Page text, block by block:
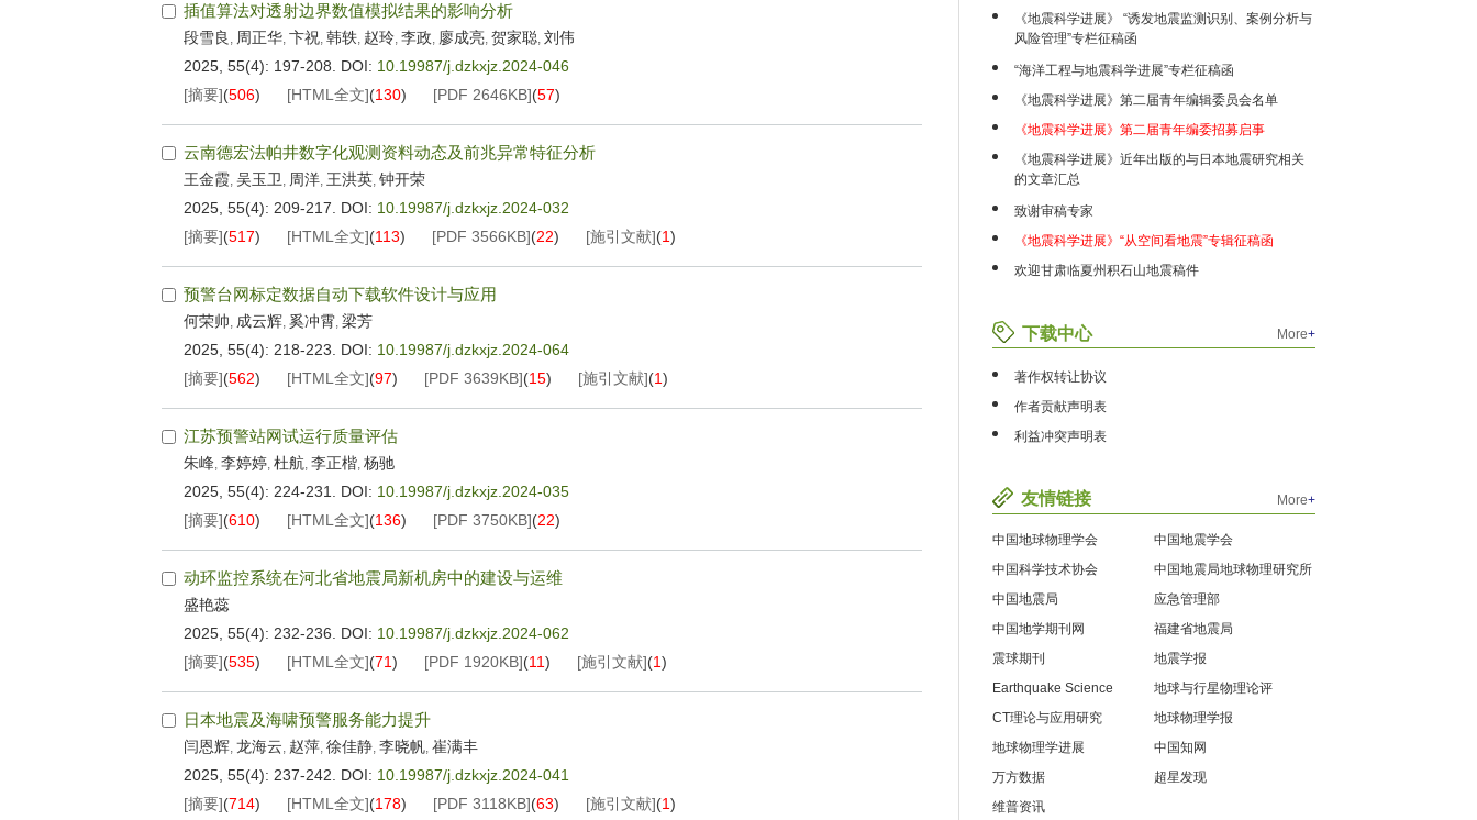
插值算法对透射边界数值模拟结果的影响分析
段雪良 , 周正华, 卞祝, 韩轶, 赵玲, 李政, 廖成亮, 贺家聪, 刘伟
2025, 55(4): 197-208.
DOI: 10.19987/j.dzkxjz.2024-046
[摘要](506) [HTML全文](130) [PDF 2646KB](57)
云南德宏法帕井数字化观测资料动态及前兆异常特征分析
王金霞, 吴玉卫 , 周洋, 王洪英, 钟开荣
2025, 55(4): 209-217.
DOI: 10.19987/j.dzkxjz.2024-032
[摘要](517) [HTML全文](113) [PDF 3566KB](22) [施引文献](1)
预警台网标定数据自动下载软件设计与应用
何荣帅, 成云辉, 奚冲霄, 梁芳
2025, 55(4): 218-223.
DOI: 10.19987/j.dzkxjz.2024-064
[摘要](562) [HTML全文](97) [PDF 3639KB](15) [施引文献](1)
江苏预警站网试运行质量评估
朱峰, 李婷婷, 杜航, 李正楷, 杨驰
2025, 55(4): 224-231.
DOI: 10.19987/j.dzkxjz.2024-035
[摘要](610) [HTML全文](136) [PDF 3750KB](22)
动环监控系统在河北省地震局新机房中的建设与运维
盛艳蕊
2025, 55(4): 232-236.
DOI: 10.19987/j.dzkxjz.2024-062
[摘要](535) [HTML全文](71) [PDF 1920KB](11) [施引文献](1)
日本地震及海啸预警服务能力提升
闫恩辉, 龙海云, 赵萍, 徐佳静, 李晓帆, 崔满丰
2025, 55(4): 237-242.
DOI: 10.19987/j.dzkxjz.2024-041
[摘要](714) [HTML全文](178) [PDF 3118KB](63) [施引文献](1)
《地震科学进展》 “诱发地震监测识别、案例分析与
风险管理”专栏征稿函
“海洋工程与地震科学进展”专栏征稿函
《地震科学进展》第二届青年编辑委员会名单
《地震科学进展》第二届青年编委招募启事
《地震科学进展》近年出版的与日本地震研究相关
的文章汇总
致谢审稿专家
《地震科学进展》“从空间看地震”专辑征稿函
欢迎甘肃临夏州积石山地震稿件
下载中心 More+
著作权转让协议
作者贡献声明表
利益冲突声明表
友情链接 More+
中国地球物理学会
中国地震学会
中国科学技术协会
中国地震局地球物理研究所
中国地震局
应急管理部
中国地学期刊网
福建省地震局
震球期刊
地震学报
Earthquake Science
地球与行星物理论评
CT理论与应用研究
地球物理学报
地球物理学进展
中国知网
万方数据
超星发现
维普资讯